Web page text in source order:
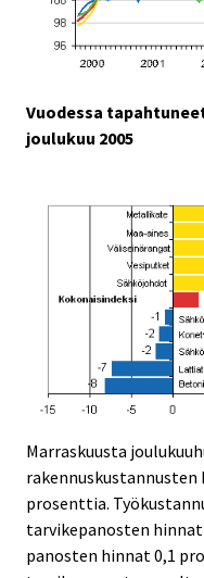
Vuodessa
joulukuu 2005
Marraskuusta
rakennuskustannusten
prosenttia.
tarvikepanosten
panosten hinnat 0,1